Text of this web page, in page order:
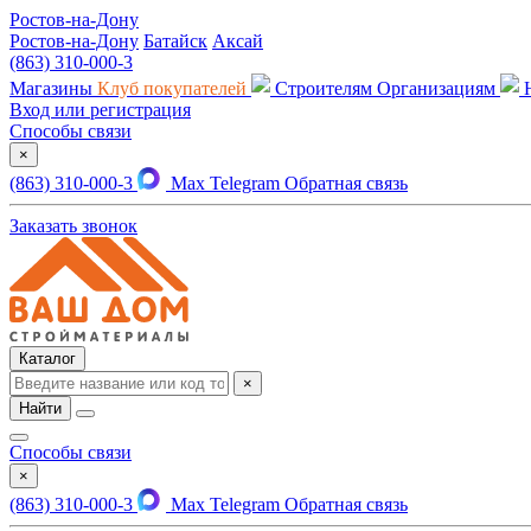
Ростов-на-Дону
Ростов-на-Дону Батайск Аксай
(863) 310-000-3
Магазины Клуб покупателей Строителям Организациям
Вход или регистрация
Способы связи
×
(863) 310-000-3 Max Telegram Обратная связь
Заказать звонок
Каталог
×
Найти
Способы связи
×
(863) 310-000-3 Max Telegram Обратная связь